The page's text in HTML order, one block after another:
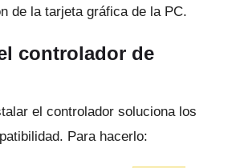
de la tarjeta gráfica de la PC.
controlador de
el controlador soluciona los
Para hacerlo: